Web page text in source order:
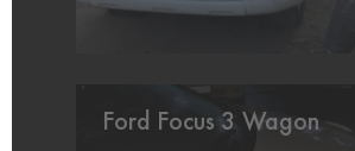
Ford Focus 3 Wagon